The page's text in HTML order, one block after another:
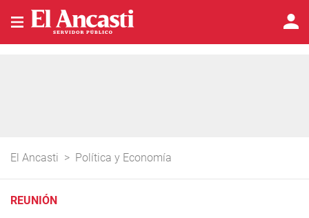
El Ancasti > Política y Economía
REUNIÓN